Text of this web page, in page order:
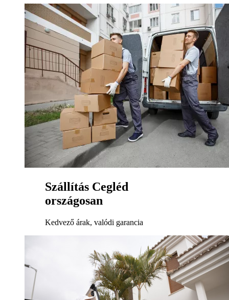
Szállítás Cegléd
országosan
Kedvező árak, valódi garancia